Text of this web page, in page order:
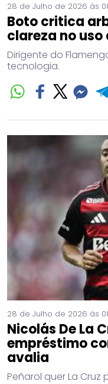
28 de Julho de 2026 às
Boto critica
clareza no uso
Dirigente do
tecnologia.
28 de Julho de 2026 às
Nicolás De La
empréstimo
avalia
Peñarol quer La